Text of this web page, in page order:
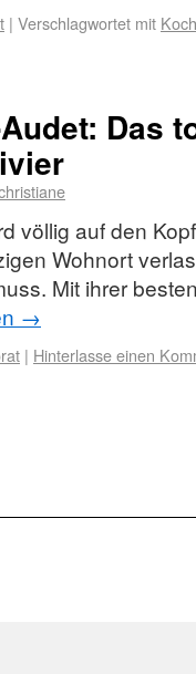
| Verschlagwortet mit
Das
völlig auf den
Wohnort
Mit ihrer
→
| Hinterlasse einen